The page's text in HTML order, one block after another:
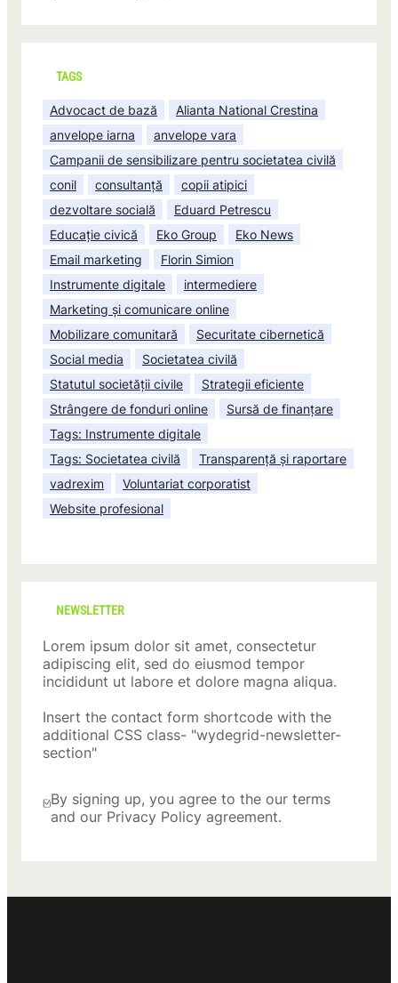
TAGS
Advocact de bază
Alianta National Crestina
anvelope iarna
anvelope vara
Campanii de sensibilizare pentru societatea civilă
conil
consultanță
copii atipici
dezvoltare socială
Eduard Petrescu
Educație civică
Eko Group
Eko News
Email marketing
Florin Simion
Instrumente digitale
intermediere
Marketing și comunicare online
Mobilizare comunitară
Securitate cibernetică
Social media
Societatea civilă
Statutul societății civile
Strategii eficiente
Strângere de fonduri online
Sursă de finanțare
Tags: Instrumente digitale
Tags: Societatea civilă
Transparență și raportare
vadrexim
Voluntariat corporatist
Website profesional
NEWSLETTER
Lorem ipsum dolor sit amet, consectetur
adipiscing elit, sed do eiusmod tempor
incididunt ut labore et dolore magna aliqua.
Insert the contact form shortcode with the
additional CSS class- "wydegrid-newsletter-
section"
By signing up, you agree to the our terms
and our Privacy Policy agreement.